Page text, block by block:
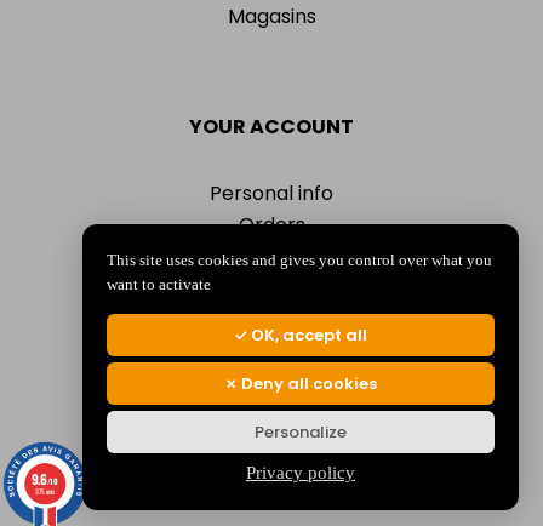
Magasins
YOUR ACCOUNT
Personal info
Orders
Addresses
My alerts
© 2026 La Jocondienne
Politique de confidentialité
9.6/10
375 avis
This site uses cookies and gives you control over what you
want to activate
OK, accept all
Deny all cookies
Personalize
Privacy policy